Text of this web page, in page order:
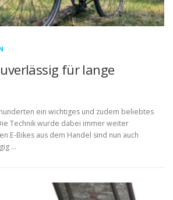
für lange
ein wichtiges und zudem beliebtes
Technik wurde dabei immer weiter
E-Bikes aus dem Handel sind nun auch
…